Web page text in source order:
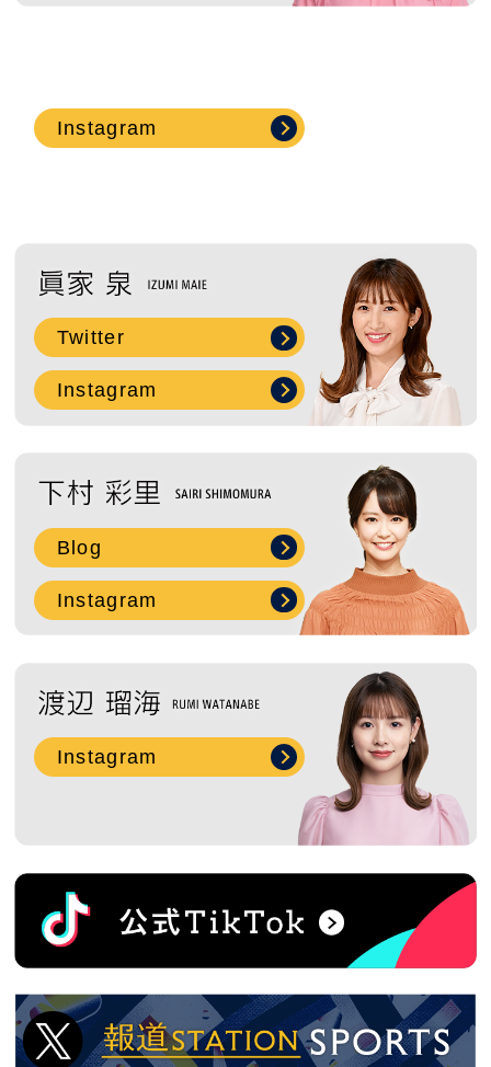
2019年4月 ( 7 )
2019年2月 ( 2 )
2018年10月 ( 9 )
2018年9月 ( 8 )
2018年8月 ( 5 )
2018年4月 ( 5 )
2018年3月 ( 8 )
過去の特集
Instagram
Twitter
Instagram
Blog
Instagram
Instagram